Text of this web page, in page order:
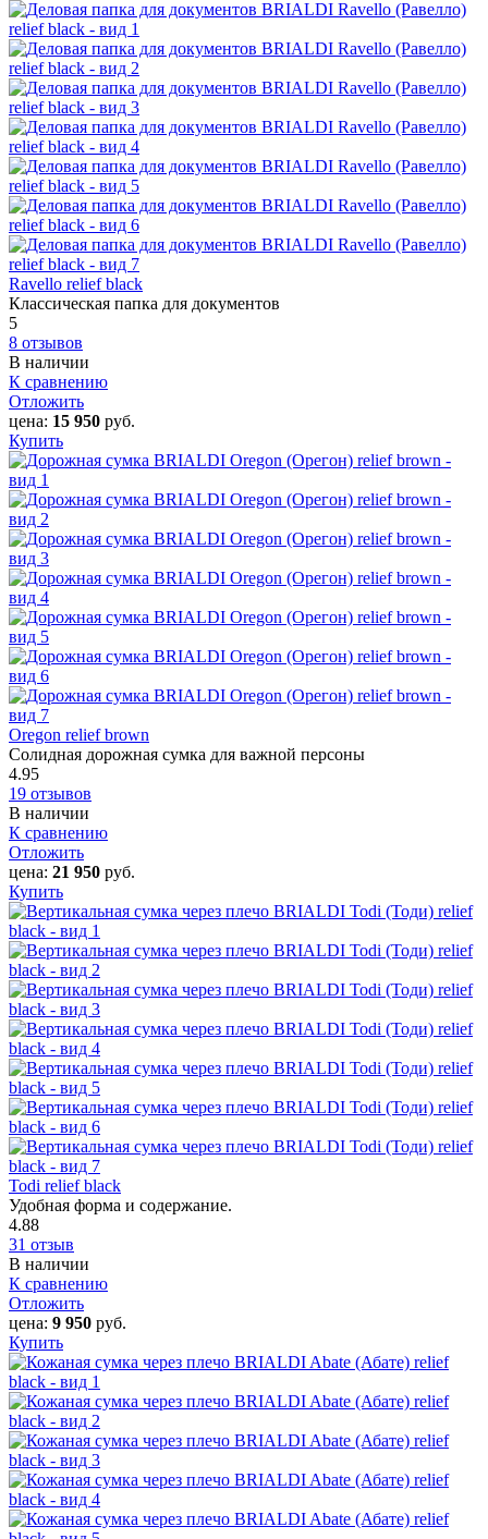
Ravello relief black
Классическая папка для документов
5
8 отзывов
В наличии
К сравнению
Отложить
цена: 15 950 руб.
Купить
Oregon relief brown
Солидная дорожная сумка для важной персоны
4.95
19 отзывов
В наличии
К сравнению
Отложить
цена: 21 950 руб.
Купить
Todi relief black
Удобная форма и содержание.
4.88
31 отзыв
В наличии
К сравнению
Отложить
цена: 9 950 руб.
Купить